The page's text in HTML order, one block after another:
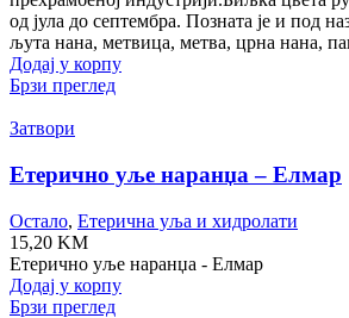
од јула до септембра. Позната је и под
љута нана, метвица, метва, црна нана,
Додај у корпу
Брзи преглед
Затвори
Етерично уље наранџа – Елмар
Остало, Етерична уља и хидролати
15,20 KM
Етерично уље наранџа - Елмар
Додај у корпу
Брзи преглед